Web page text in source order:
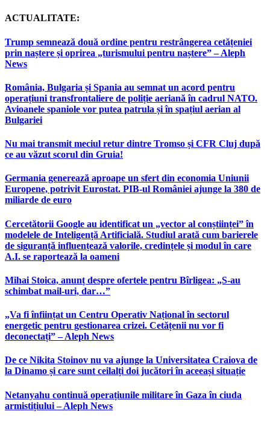
ACTUALITATE:
Trump semnează două ordine pentru restrângerea cetățeniei
prin naștere și oprirea „turismului pentru naștere” – Aleph
News
România, Bulgaria și Spania au semnat un acord pentru
operațiuni transfrontaliere de poliție aeriană în cadrul NATO.
Avioanele spaniole vor putea patrula și în spațiul aerian al
Bulgariei
Nu mai transmit meciul retur dintre Tromso și CFR Cluj după
ce au văzut scorul din Gruia!
Germania generează aproape un sfert din economia Uniunii
Europene, potrivit Eurostat. PIB-ul României ajunge la 380 de
miliarde de euro
Cercetătorii Google au identificat un „vector al conștiinței” în
modelele de Inteligență Artificială. Studiul arată cum barierele
de siguranță influențează valorile, credințele și modul în care
A.I. se raportează la oameni
Mihai Stoica, anunț despre ofertele pentru Bîrligea: „S-au
schimbat mail-uri, dar…”
„Va fi înființat un Centru Operativ Național în sectorul
energetic pentru gestionarea crizei. Cetățenii nu vor fi
deconectați” – Aleph News
De ce Nikita Stoinov nu va ajunge la Universitatea Craiova de
la Dinamo și care sunt ceilalți doi jucători în aceeași situație
Netanyahu continuă operațiunile militare în Gaza în ciuda
armistițiului – Aleph News